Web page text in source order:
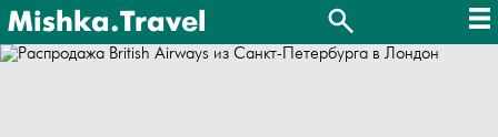
Mishka.Travel